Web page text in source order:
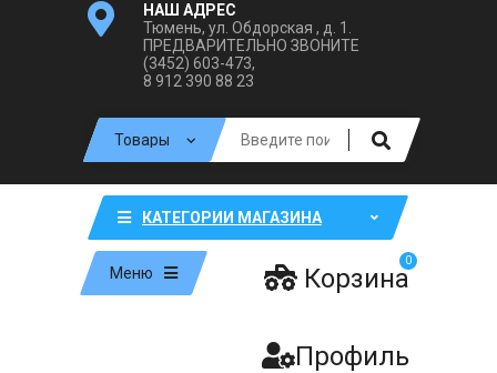
НАШ АДРЕС
Тюмень, ул. Обдорская , д. 1.
ПРЕДВАРИТЕЛЬНО ЗВОНИТЕ
(3452) 603-473,
8 912 390 88 23
КАТЕГОРИИ МАГАЗИНА
Меню Корзина
0
Профиль